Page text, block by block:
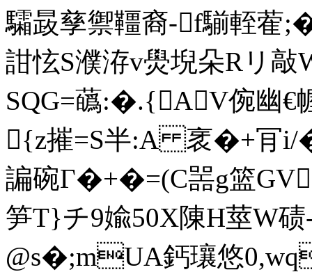
驦晸孳禦韁裔-f騚輊蒮;�
詌怰S濮洊v燢堄朵Rリ
SQG=蘤:�.{AV倇
{z摧=S半:A 衺�+
諞碗Г�+�=(C噐g篮GV
笋T}チ9婾50X陳H莖W
@s�;mUA鈣瓖悠